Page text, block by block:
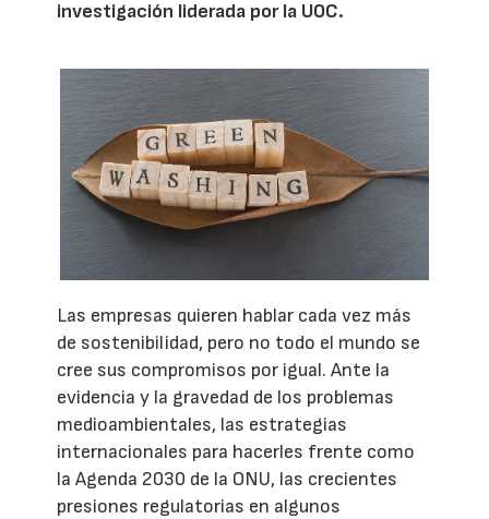
investigación liderada por la UOC.
Las empresas quieren hablar cada vez más
de sostenibilidad, pero no todo el mundo se
cree sus compromisos por igual. Ante la
evidencia y la gravedad de los problemas
medioambientales, las estrategias
internacionales para hacerles frente como
la Agenda 2030 de la ONU, las crecientes
presiones regulatorias en algunos